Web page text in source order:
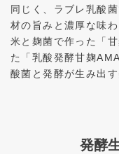
同じく、ラブレ乳酸
材の旨みと濃厚な味
米と麹菌で作った「
た「乳酸発酵甘麹
酸菌と発酵が生み出
発酵